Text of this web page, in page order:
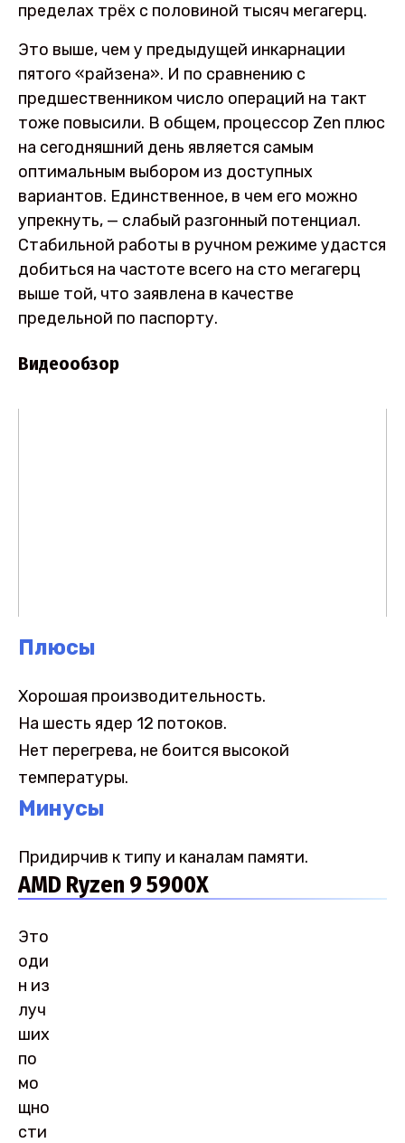
пределах трёх с половиной тысяч мегагерц.
Это выше, чем у предыдущей инкарнации
пятого «райзена». И по сравнению с
предшественником число операций на такт
тоже повысили. В общем, процессор Zen плюс
на сегодняшний день является самым
оптимальным выбором из доступных
вариантов. Единственное, в чем его можно
упрекнуть, — слабый разгонный потенциал.
Стабильной работы в ручном режиме удастся
добиться на частоте всего на сто мегагерц
выше той, что заявлена в качестве
предельной по паспорту.
Видеообзор
Плюсы
Хорошая производительность.
На шесть ядер 12 потоков.
Нет перегрева, не боится высокой
температуры.
Минусы
Придирчив к типу и каналам памяти.
AMD Ryzen 9 5900X
Это
оди
н из
луч
ших
по
мо
щно
сти